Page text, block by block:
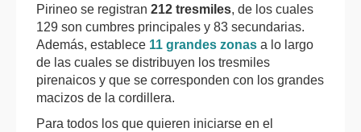
Pirineo se registran 212 tresmiles, de los cuales
129 son cumbres principales y 83 secundarias.
Además, establece 11 grandes zonas a lo largo
de las cuales se distribuyen los tresmiles
pirenaicos y que se corresponden con los grandes
macizos de la cordillera.
Para todos los que quieren iniciarse en el